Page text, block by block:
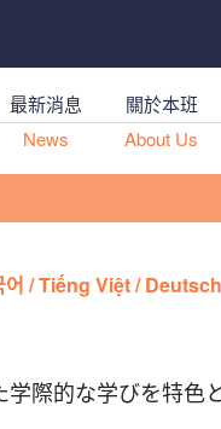
最新消息
News
關於本班
About Us
/ Tiếng Việt / Deutsch
際的な学びを特色と